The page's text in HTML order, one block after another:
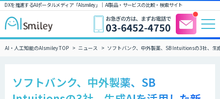
DXを推進するAIポータルメディア「AIsmiley」｜ AI製品・サービスの比較・検索サイト
AI・人工知能のAIsmiley TOP ニュース ソフトバンク、中外製薬、SB Intuitionsの3社、生
ソフトバンク、中外製薬、SB